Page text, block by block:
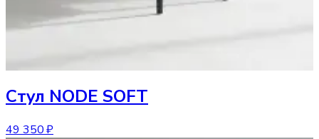
Стул NODE SOFT
49 350 ₽